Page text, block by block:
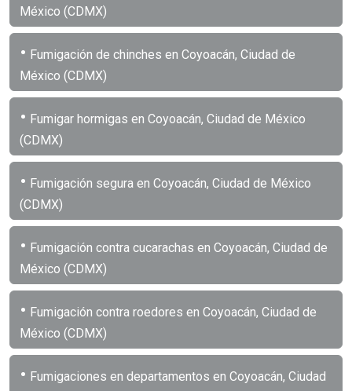
México (CDMX)
• Fumigación de chinches en Coyoacán, Ciudad de
México (CDMX)
• Fumigar hormigas en Coyoacán, Ciudad de México
(CDMX)
• Fumigación segura en Coyoacán, Ciudad de México
(CDMX)
• Fumigación contra cucarachas en Coyoacán, Ciudad de
México (CDMX)
• Fumigación contra roedores en Coyoacán, Ciudad de
México (CDMX)
• Fumigaciones en departamentos en Coyoacán, Ciudad